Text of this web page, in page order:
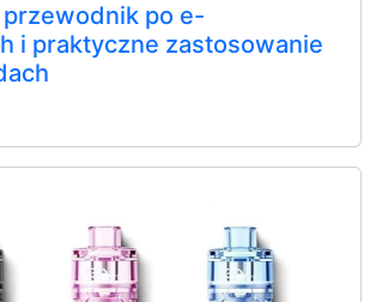
po e-
i praktyczne zastosowanie